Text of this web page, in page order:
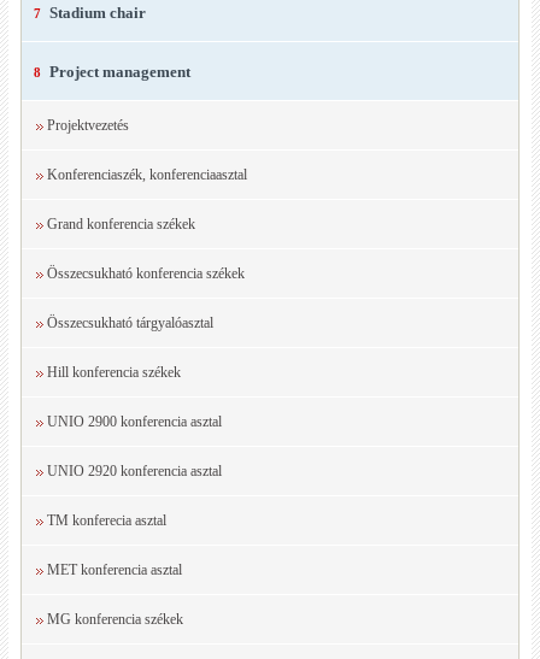
7 Stadium chair
8 Project management
Projektvezetés
Konferenciaszék, konferenciaasztal
Grand konferencia székek
Összecsukható konferencia székek
Összecsukható tárgyalóasztal
Hill konferencia székek
UNIO 2900 konferencia asztal
UNIO 2920 konferencia asztal
TM konferecia asztal
MET konferencia asztal
MG konferencia székek